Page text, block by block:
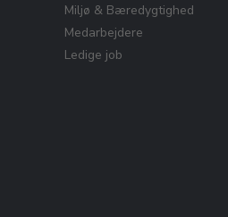
Miljø & Bæredygtighed
Medarbejdere
Ledige job